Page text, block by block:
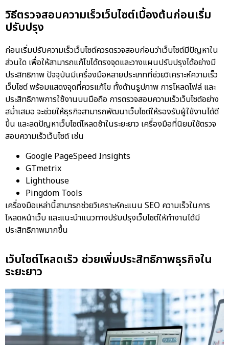
วิธีตรวจสอบความเร็วเว็บไซต์เบื้องต้นก่อนเริ่ม
ปรับปรุง
ก่อนเริ่มปรับความเร็วเว็บไซต์ควรตรวจสอบก่อนว่าเว็บไซต์มีปัญหาใน
ส่วนใด เพื่อให้สามารถแก้ไขได้ตรงจุดและวางแผนปรับปรุงได้อย่างมี
ประสิทธิภาพ ปัจจุบันมีเครื่องมือหลายประเภทที่ช่วยวิเคราะห์ความเร็ว
เว็บไซต์ พร้อมแสดงจุดที่ควรแก้ไข ทั้งด้านรูปภาพ การโหลดไฟล์ และ
ประสิทธิภาพการใช้งานบนมือถือ การตรวจสอบความเร็วเว็บไซต์อย่าง
สม่ำเสมอ จะช่วยให้ธุรกิจสามารถพัฒนาเว็บไซต์ให้รองรับผู้ใช้งานได้ดี
ขึ้น และลดปัญหาเว็บไซต์โหลดช้าในระยะยาว เครื่องมือที่นิยมใช้ตรวจ
สอบความเร็วเว็บไซต์ เช่น
Google PageSpeed Insights
GTmetrix
Lighthouse
Pingdom Tools
เครื่องมือเหล่านี้สามารถช่วยวิเคราะห์คะแนน SEO ความเร็วในการ
โหลดหน้าเว็บ และแนะนำแนวทางปรับปรุงเว็บไซต์ให้ทำงานได้มี
ประสิทธิภาพมากขึ้น
เว็บไซต์โหลดเร็ว ช่วยเพิ่มประสิทธิภาพธุรกิจใน
ระยะยาว